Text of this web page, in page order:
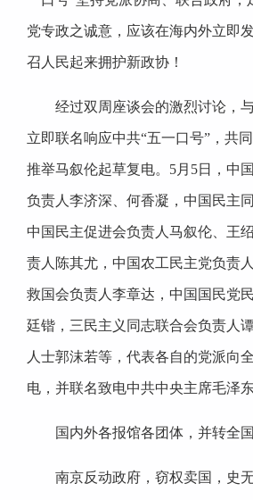
党专政之诚意，应该在海内外立即
召人民起来拥护新政协！
经过双周座谈会的激烈讨论，
立即联名响应中共“五一口号”，共
推举马叙伦起草复电。5月5日，中
负责人李济深、何香凝，中国民主
中国民主促进会负责人马叙伦、王
责人陈其尤，中国农工民主党负责
救国会负责人李章达，中国国民党
廷锴，三民主义同志联合会负责人
人士郭沫若等，代表各自的党派向
电，并联名致电中共中央主席毛泽
国内外各报馆各团体，并转全
南京反动政府，窃权卖国，史